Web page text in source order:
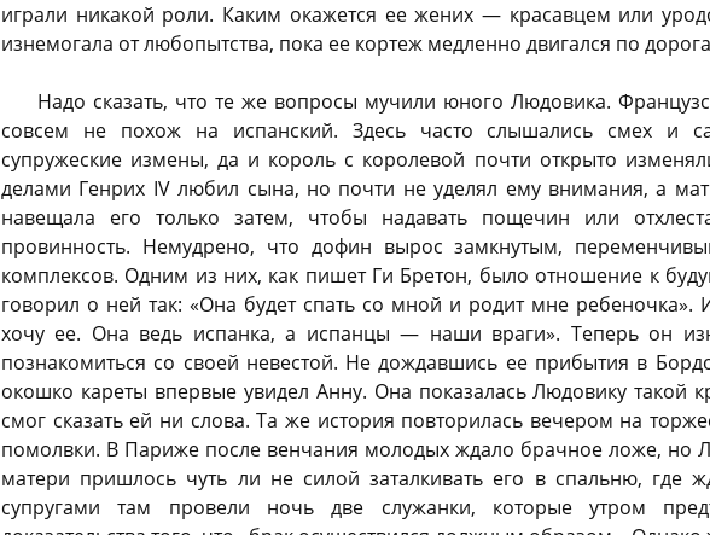
играли никакой роли. Каким окажется ее жених — красавцем или
изнемогала от любопытства, пока ее кортеж медленно двигался по
Надо сказать, что те же вопросы мучили юного Людовика.
совсем не похож на испанский. Здесь часто слышались смех и
супружеские измены, да и король с королевой почти открыто
делами Генрих IV любил сына, но почти не уделял ему внимания, а
навещала его только затем, чтобы надавать пощечин или
провинность. Немудрено, что дофин вырос замкнутым,
комплексов. Одним из них, как пишет Ги Бретон, было отношение к
говорил о ней так: «Она будет спать со мной и родит мне ребеночка».
хочу ее. Она ведь испанка, а испанцы — наши враги». Теперь он
познакомиться со своей невестой. Не дождавшись ее прибытия в
окошко кареты впервые увидел Анну. Она показалась Людовику такой
смог сказать ей ни слова. Та же история повторилась вечером на
помолвки. В Париже после венчания молодых ждало брачное ложе, но
матери пришлось чуть ли не силой заталкивать его в спальню, где
супругами там провели ночь две служанки, которые утром